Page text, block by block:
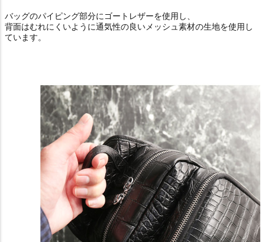
バッグのパイピング部分にゴートレザーを使用し、
背面はむれにくいように通気性の良いメッシュ素材の生地を使用し
ています。